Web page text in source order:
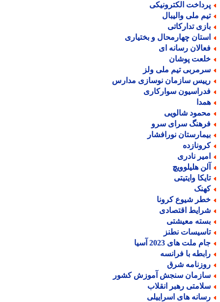
الکترونیکی
ملی والیبال
تدارکاتی
چهارمحال و بختیاری
رسانه ای
پوشان
تیم ملی ولز
سازمان نوسازی مدارس
سوارکاری
شالویی
سرای سرو
نورافشار
نادری
هلیلوویچ
وایتیتی
شیوع کرونا
اقتصادی
معیشتی
نطنز
ملت های 2023 آسیا
با فرانسه
شرق
سنجش آموزش کشور
رهبر انقلاب
های اسراییلی